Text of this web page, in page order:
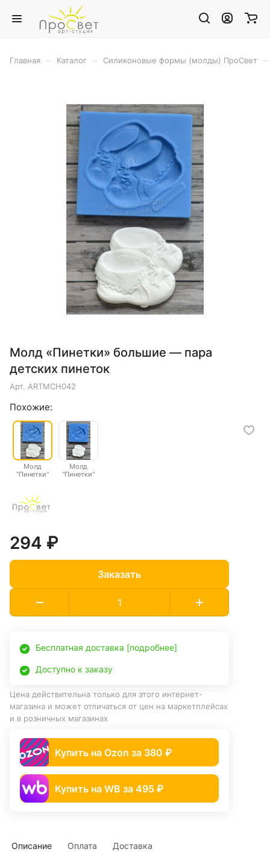
Главная Каталог Силиконовые формы (молды) ПроСвет
Молд «Пинетки» большие — пара
детских пинеток
Арт. ARTMCH042
Похожие:
Молд
"Пинетки"
Молд
"Пинетки"
294 ₽
Заказать
Бесплатная доставка [подробнее]
Доступно к заказу
Цена действительна только для этого интернет-
магазина и может отличаться от цен на маркетплейсах
и в розничных магазинах
Купить на Ozon за 380 ₽
Купить на WB за 495 ₽
Описание Оплата Доставка